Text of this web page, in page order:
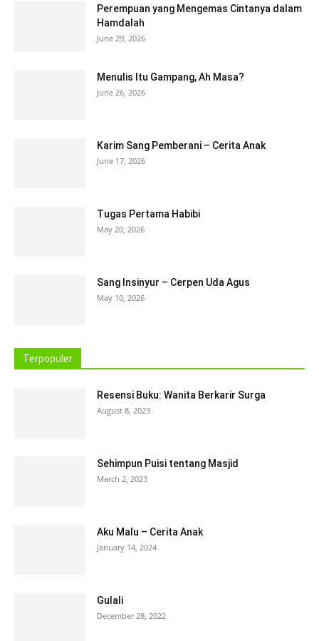
Perempuan yang Mengemas Cintanya dalam
Hamdalah
June 29, 2026
Menulis Itu Gampang, Ah Masa?
June 26, 2026
Karim Sang Pemberani – Cerita Anak
June 17, 2026
Tugas Pertama Habibi
May 20, 2026
Sang Insinyur – Cerpen Uda Agus
May 10, 2026
Terpopuler
Resensi Buku: Wanita Berkarir Surga
August 8, 2023
Sehimpun Puisi tentang Masjid
March 2, 2023
Aku Malu – Cerita Anak
January 14, 2024
Gulali
December 28, 2022